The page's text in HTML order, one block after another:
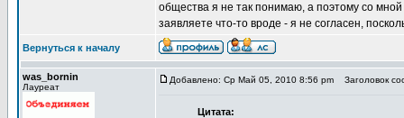
общества я не так понимаю, а поэтому со
заявляете что-то вроде - я не согласен,
Вернуться к началу
was_bornin
Лауреат
Добавлено: Ср Май 05, 2010 8:56 pm Заголовок
Цитата: